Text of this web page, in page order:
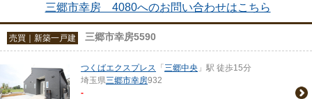
三郷市幸房 4080へのお問い合わせはこちら
売買｜新築一戸建 三郷市幸房5590
つくばエクスプレス 「 三郷中央 」駅 徒歩15分
埼玉県三郷市幸房932
-